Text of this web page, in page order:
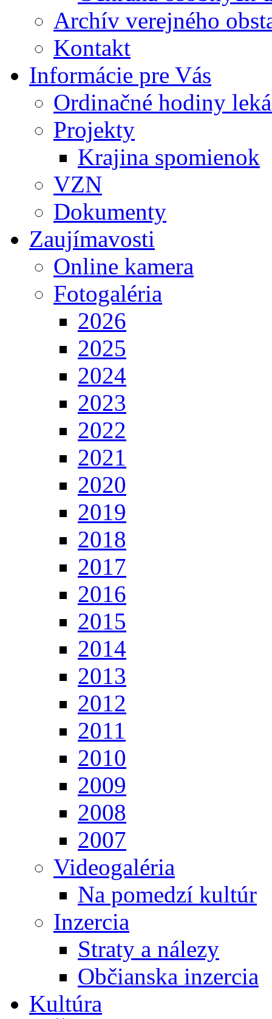
Archív verejného
Kontakt
Informácie pre Vás
Ordinačné hodiny
Projekty
Krajina spomienok
VZN
Dokumenty
Zaujímavosti
Online kamera
Fotogaléria
2026
2025
2024
2023
2022
2021
2020
2019
2018
2017
2016
2015
2014
2013
2012
2011
2010
2009
2008
2007
Videogaléria
Na pomedzí kultúr
Inzercia
Straty a nálezy
Občianska inzercia
Kultúra